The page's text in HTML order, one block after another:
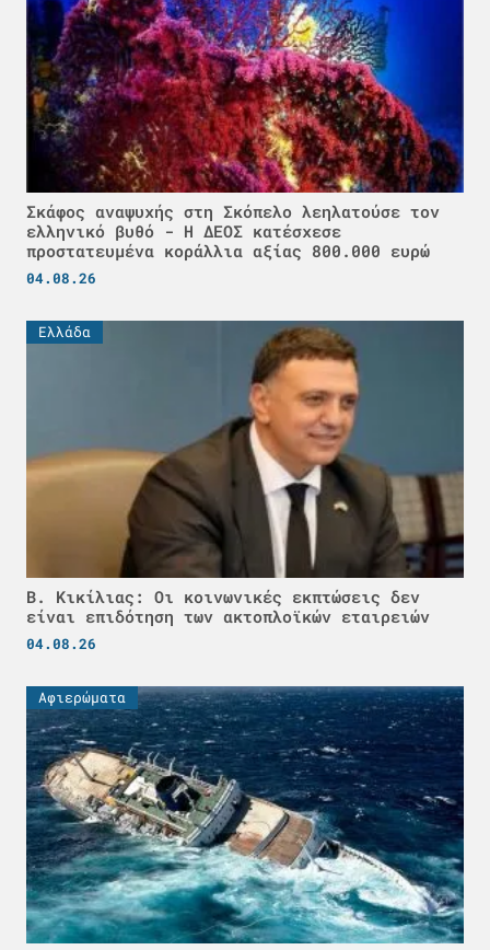
Σκάφος αναψυχής στη Σκόπελο λεηλατούσε τον
ελληνικό βυθό - H ΔΕΟΣ κατέσχεσε
προστατευμένα κοράλλια αξίας 800.000 ευρώ
04.08.26
Ελλάδα
Β. Κικίλιας: Οι κοινωνικές εκπτώσεις δεν
είναι επιδότηση των ακτοπλοϊκών εταιρειών
04.08.26
Αφιερώματα